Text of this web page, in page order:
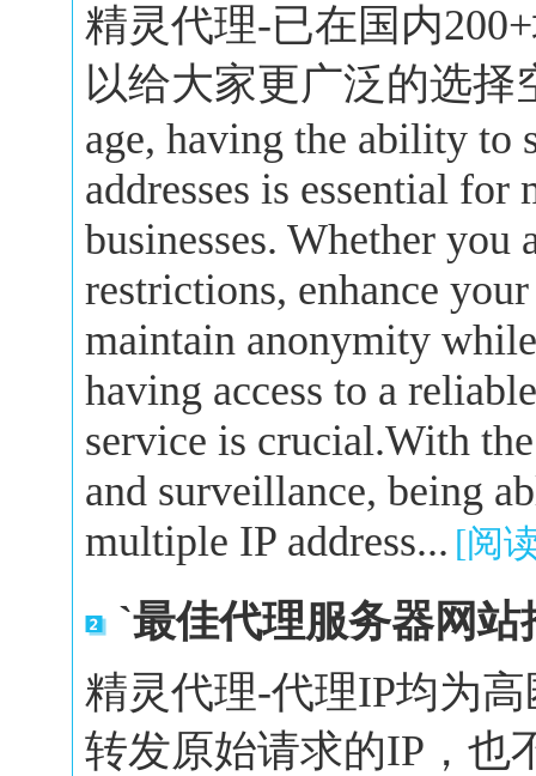
精灵代理-已在国内
以给大家更广泛的选择
age, having the ability to
addresses is essential
businesses. Whether you
restrictions, enhance
maintain anonymity
having access to a
service is crucial.With
and surveillance, being
multiple IP address... [阅
`最佳代理服务器网
精灵代理-代理IP均为
转发原始请求的IP，也